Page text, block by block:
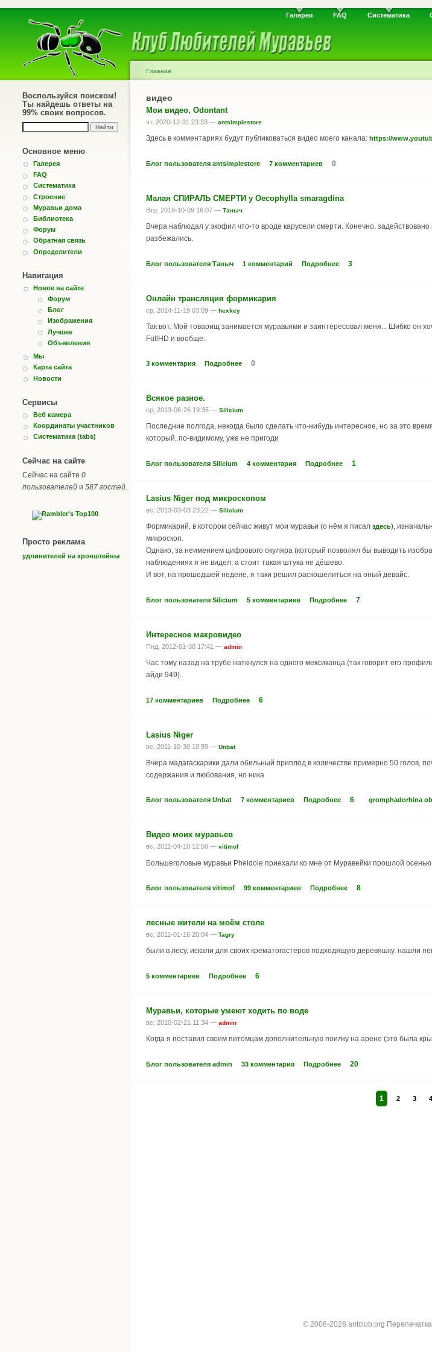
Галерея FAQ Систематика
Воспользуйся поиском!
Ты найдешь ответы на
99% своих вопросов.
Основное меню
Галерея
FAQ
Систематика
Строение
Муравьи дома
Библиотека
Форум
Обратная связь
Определители
Навигация
Новое на сайте
Форум
Блог
Изображения
Лучшее
Объявления
Мы
Карта сайта
Новости
Сервисы
Веб камера
Координаты участников
Систематика (tabs)
Сейчас на сайте
Сейчас на сайте 0
пользователей и 587 гостей
Просто реклама
удлинителей на кронштейны
Главная
видео
Мои видео, Odontant
чт, 2020-12-31 23:33 — antsimplestore
Здесь в комментариях будут публиковаться видео моего канала: https://
Блог пользователя antsimplestore 7 комментариев 0
Малая СПИРАЛЬ СМЕРТИ у Oecophylla smaragdina
Втр, 2018-10-09 16:07 — Таныч
Вчера наблюдал у экофил что-то вроде карусели смерти. Конечно,
разбежались.
Блог пользователя Таныч 1 комментарий Подробнее 3
Онлайн трансляция формикария
ср, 2014-11-19 03:09 — hexkey
Так вот. Мой товарищ занимается муравьями и заинтересовал меня... Шибко он
FullHD и вообще.
3 комментария Подробнее 0
Всякое разное.
ср, 2013-06-26 19:35 — Silicium
Последние полгода, некогда было сделать что-нибудь интересное, но за это
который, по-видимому, уже не пригоди
Блог пользователя Silicium 4 комментария Подробнее 1
Lasius Niger под микроскопом
вс, 2013-03-03 23:22 — Silicium
Формикарий, в котором сейчас живут мои муравьи (о нём я писал здесь),
микроскоп.
Однако, за неимением цифрового окуляра (который позволял бы выводить
наблюдениях я не видел, а стоит такая штука не дёшево.
И вот, на прошедшей неделе, я таки решил раскошелиться на оный девайс.
Блог пользователя Silicium 5 комментариев Подробнее 7
Интересное макровидео
Пнд, 2012-01-30 17:41 — admin
Час тому назад на трубе наткнулся на одного мексиканца (так говорит его
айди 949).
17 комментариев Подробнее 6
Lasius Niger
вс, 2011-10-30 10:59 — Unbat
Вчера мадагаскарики дали обильный приплод в количестве примерно 50 голов,
содержания и любования, но ника
gromphadorhina
Блог пользователя Unbat 7 комментариев Подробнее 6
Видео моих муравьев
вс, 2011-04-10 12:50 — vitimof
Большеголовые муравьи Pheidole приехали ко мне от Муравейки прошлой осенью
Блог пользователя vitimof 99 комментариев Подробнее 8
лесные жители на моём столе
вс, 2011-01-16 20:04 — Tagry
были в лесу, искали для своих крематогастеров подходящую деревяшку. нашли
5 комментариев Подробнее 6
Муравьи, которые умеют ходить по воде
вс, 2010-02-21 11:34 — admin
Когда я поставил своим питомцам дополнительную поилку на арене (это была
Блог пользователя admin 33 комментария Подробнее 20
1 2 3 4
© 2006-2026 antclub.org